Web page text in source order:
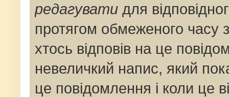
редагувати для
протягом обмеженого
хтось відповів на це
невеличкий напис, який
це повідомлення і коли це